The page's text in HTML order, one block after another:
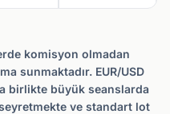
komisyon olmadan
sunmaktadır. EUR/USD
birlikte büyük seanslarda
ve standart lot